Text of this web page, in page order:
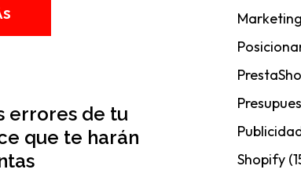
errores de tu
que te harán
Shopify